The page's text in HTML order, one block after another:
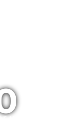
un producto o